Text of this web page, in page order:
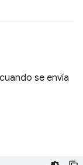
se envía